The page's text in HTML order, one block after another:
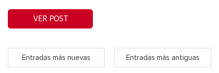
VER POST
Entradas más nuevas Entradas más antiguas